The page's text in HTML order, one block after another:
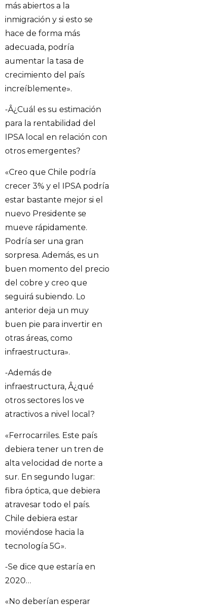
más abiertos a la
inmigración y si esto se
hace de forma más
adecuada, podría
aumentar la tasa de
crecimiento del país
increíblemente».
-Â¿Cuál es su estimación
para la rentabilidad del
IPSA local en relación con
otros emergentes?
«Creo que Chile podría
crecer 3% y el IPSA podría
estar bastante mejor si el
nuevo Presidente se
mueve rápidamente.
Podría ser una gran
sorpresa. Además, es un
buen momento del precio
del cobre y creo que
seguirá subiendo. Lo
anterior deja un muy
buen pie para invertir en
otras áreas, como
infraestructura».
-Además de
infraestructura, Â¿qué
otros sectores los ve
atractivos a nivel local?
«Ferrocarriles. Este país
debiera tener un tren de
alta velocidad de norte a
sur. En segundo lugar:
fibra óptica, que debiera
atravesar todo el país.
Chile debiera estar
moviéndose hacia la
tecnología 5G».
-Se dice que estaría en
2020…
«No deberían esperar